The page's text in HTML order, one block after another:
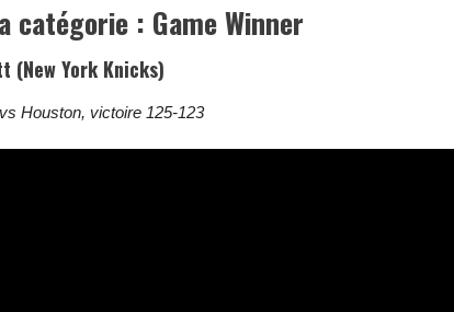
catégorie : Game Winner
(New York Knicks)
Houston, victoire 125-123